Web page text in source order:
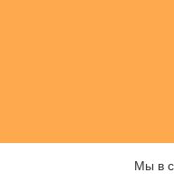
Мы в